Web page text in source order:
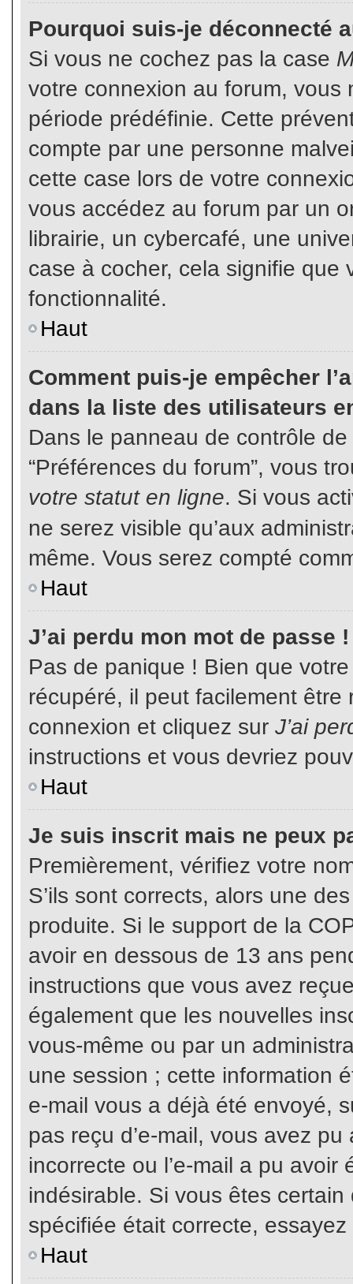
Pourquoi suis-je déconnecté
Si vous ne cochez pas la case
votre connexion au forum,
période prédéfinie. Cette
compte par une personne
cette case lors de votre
vous accédez au forum par un
librairie, un cybercafé, une
case à cocher, cela signifie que
fonctionnalité.
Haut
Comment puis-je empêcher
dans la liste des utilisateurs
Dans le panneau de contrôle
“Préférences du forum”, vous
votre statut en ligne. Si vous
ne serez visible qu’aux
même. Vous serez compté
Haut
J’ai perdu mon mot de passe !
Pas de panique ! Bien que
récupéré, il peut facilement
connexion et cliquez sur J’ai
instructions et vous devriez
Haut
Je suis inscrit mais ne peux
Premièrement, vérifiez votre
S’ils sont corrects, alors une
produite. Si le support de la
avoir en dessous de 13 ans
instructions que vous avez
également que les nouvelles
vous-même ou par un
une session ; cette information
e-mail vous a déjà été envoyé,
pas reçu d’e-mail, vous avez
incorrecte ou l’e-mail a pu
indésirable. Si vous êtes
spécifiée était correcte,
Haut